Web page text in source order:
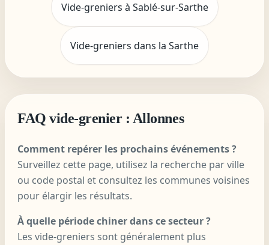
Vide-greniers à Sablé-sur-Sarthe
Vide-greniers dans la Sarthe
FAQ vide-grenier : Allonnes
Comment repérer les prochains événements ?
Surveillez cette page, utilisez la recherche par ville
ou code postal et consultez les communes voisines
pour élargir les résultats.
À quelle période chiner dans ce secteur ?
Les vide-greniers sont généralement plus